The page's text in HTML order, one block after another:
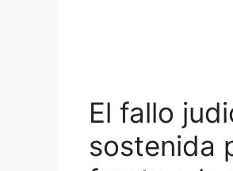
El fallo
sostenida